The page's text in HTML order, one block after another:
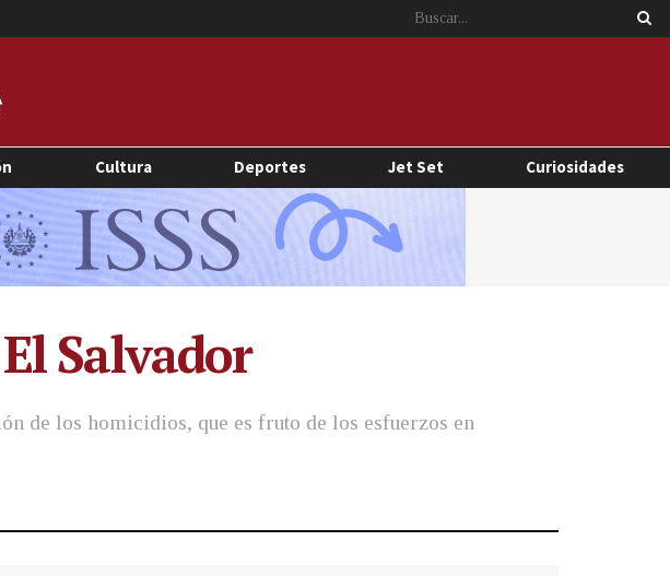
Cultura Deportes Jet Set Curiosidades
Salvador
de los homicidios, que es fruto de los esfuerzos en